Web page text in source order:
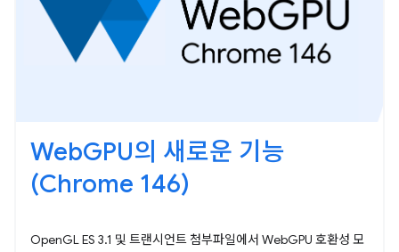
WebGPU의 새로운 기능
(Chrome 146)
OpenGL ES 3.1 및 트랜시언트 첨부파일에서 WebGPU 호환성 모